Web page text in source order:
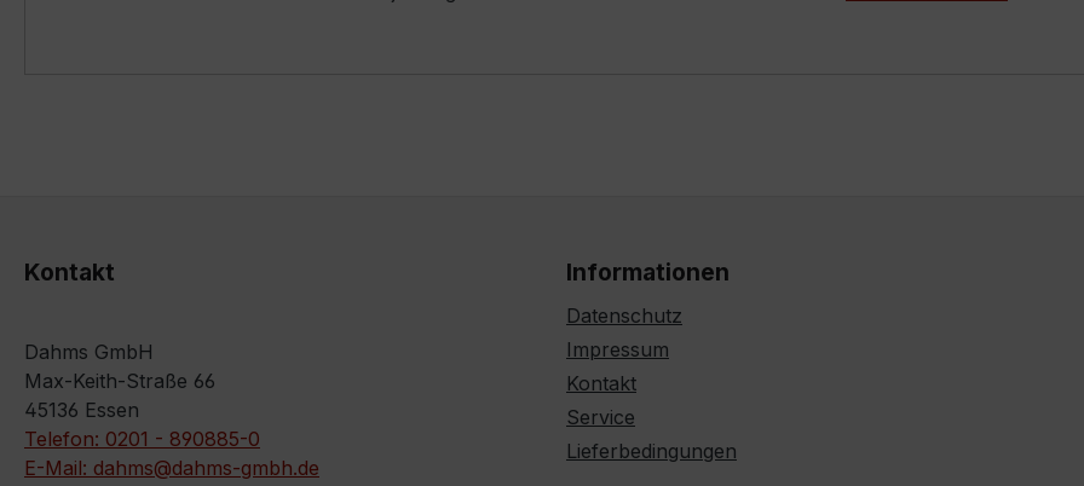
Kontakt
Dahms GmbH
Max-Keith-Straße 66
45136 Essen
Telefon: 0201 - 890885-0
E-Mail: dahms@dahms-gmbh.de
Informationen
Datenschutz
Impressum
Kontakt
Service
Lieferbedingungen